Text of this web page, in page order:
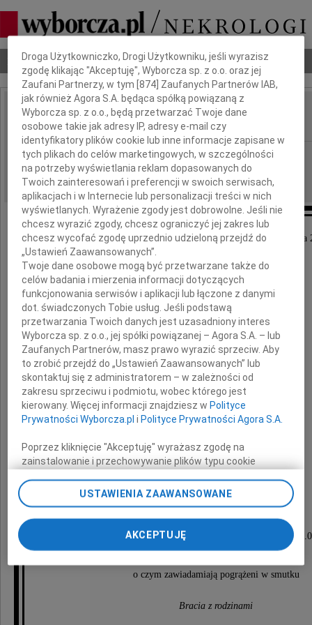
Nekrologi Odeszli Poradnik pogrzebowy
IMIĘ I NAZWISKO: Lidia Bobrowska
REGION: Poznań
DATA EMISJI: 26.01.2016
Z głębokim żalem zawiadamiamy, że dnia 21 stycznia
Lidia Bobrowska
Doktor farmacji
Lat 62
Uroczystości pogrzebowe odbędą się
27 stycznia o godzinie 13.00
na cmentarzu parafialnym w Jarocinie.
odprawiona będzie tego samego dnia o godz.
w kościele św. Marcina w Jarocinie
o czym zawiadamiają pogrążeni w smutku
Bracia z rodzinami
Dbamy o Twoją prywatność
Droga Użytkowniczko, Drogi Użytkowniku, jeśli wyrazisz
zgodę klikając "Akceptuję", Wyborcza sp. z o.o. oraz jej
Zaufani Partnerzy, w tym [874 ] Zaufanych Partnerów IAB,
jak również Agora S.A. będąca spółką powiązaną z
Wyborcza sp. z o.o., będą przetwarzać Twoje dane
osobowe takie jak adresy IP, adresy e-mail czy
identyfikatory plików cookie lub inne informacje zapisane w
tych plikach do celów marketingowych, w szczególności
na potrzeby wyświetlania reklam dopasowanych do
Twoich zainteresowań i preferencji w swoich serwisach,
aplikacjach i w Internecie lub personalizacji treści w nich
wyświetlanych. Wyrażenie zgody jest dobrowolne. Jeśli nie
chcesz wyrazić zgody, chcesz ograniczyć jej zakres lub
chcesz wycofać zgodę uprzednio udzieloną przejdź do
„Ustawień Zaawansowanych”.
Twoje dane osobowe mogą być przetwarzane także do
celów badania i mierzenia informacji dotyczących
funkcjonowania serwisów i aplikacji lub łączone z danymi
dot. świadczonych Tobie usług. Jeśli podstawą
przetwarzania Twoich danych jest uzasadniony interes
Wyborcza sp. z o.o., jej spółki powiązanej – Agora S.A. – lub
Zaufanych Partnerów, masz prawo wyrazić sprzeciw. Aby
to zrobić przejdź do „Ustawień Zaawansowanych” lub
skontaktuj się z administratorem – w zależności od
zakresu sprzeciwu i podmiotu, wobec którego jest
kierowany. Więcej informacji znajdziesz w Polityce
Prywatności Wyborcza.pl i Polityce Prywatności Agora S.A.
Poprzez kliknięcie "Akceptuję" wyrażasz zgodę na
zainstalowanie i przechowywanie plików typu cookie
na Twoim urządzeniu końcowym. Możesz też w każdej
chwili zmienić swoje preferencje dot. plików cookie,
ponownie wywołując narzędzie do zarządzania Twoimi
preferencjami dot. przetwarzania danych poprzez
odnośnik „Ustawienia prywatności” w stopce serwisu i
Zmiana ustawień plików cookie możliwa jest także za
USTAWIENIA ZAAWANSOWANE
AKCEPTUJĘ